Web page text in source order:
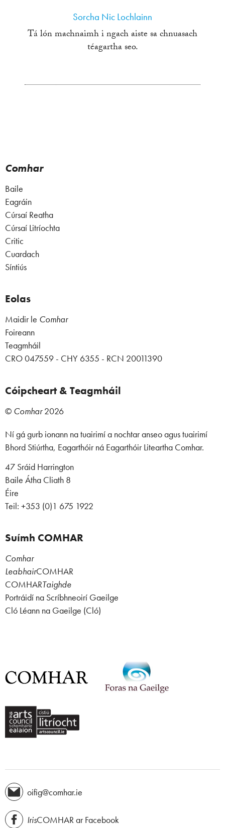
Sorcha Nic Lochlainn
Tá lón machnaimh i ngach aiste sa chnuasach
téagartha seo.
Comhar
Baile
Eagráin
Cúrsaí Reatha
Cúrsaí Litríochta
Critic
Cuardach
Síntiús
Eolas
Maidir le Comhar
Foireann
Teagmháil
CRO 047559 - CHY 6355 - RCN 20011390
Cóipcheart & Teagmháil
© Comhar2026
Ní gá gurb ionann na tuairimí a nochtar anseo agus tuairimí
Bhord Stiúrtha, Eagarthóir ná Eagarthóir Liteartha Comhar.
47 Sráid Harrington
Baile Átha Cliath 8
Éire
Teil: +353 (0)1 675 1922
Suímh COMHAR
Comhar
LeabhairCOMHAR
COMHARTaighde
Portráidí na Scríbhneoirí Gaeilge
Cló Léann na Gaeilge (Cló)
oifig@comhar.ie
IrisCOMHAR ar Facebook